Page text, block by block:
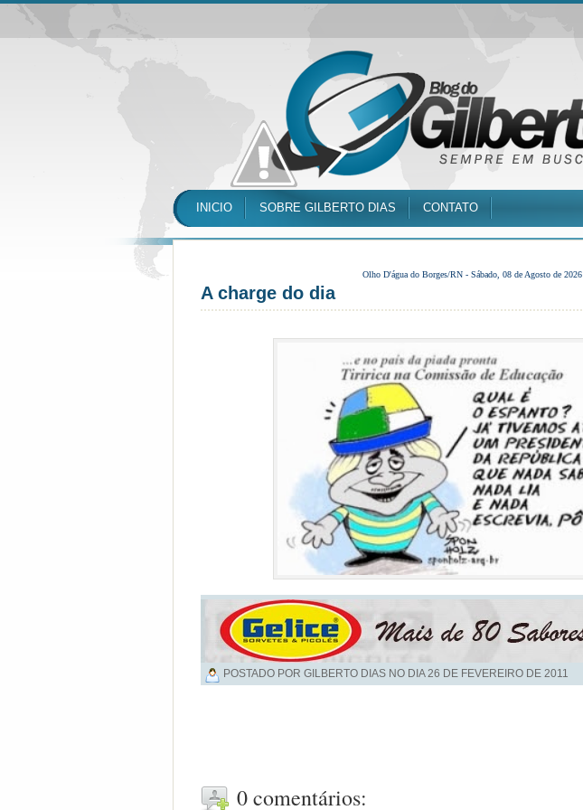
INICIO SOBRE GILBERTO DIAS CONTATO
Olho D'água do Borges/RN - Sábado, 08 de Agosto de 2026
A charge do dia
POSTADO POR GILBERTO DIAS NO DIA 26 DE FEVEREIRO DE 2011
0 comentários: